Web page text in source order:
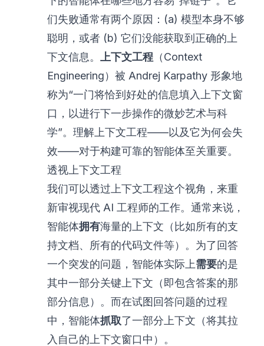
们失败通常有两个原因：(a) 模型本身不够
聪明，或者 (b) 它们没能获取到正确的上
下文信息。
上下文工程 （Context
Engineering）被 Andrej Karpathy 形象地
称为“一门将恰到好处的信息填入上下文窗
口，以进行下一步操作的微妙艺术与科
学”。理解上下文工程——以及它为何会失
效——对于构建可靠的智能体至关重要。
透视上下文工程
我们可以透过 上下文工程这个视角，来重
新审视现代 AI 工程师的工作。通常来说，
智能体拥有海量的上下文（比如所有的支
持文档、所有的代码文件等）。为了回答
一个突发的问题，智能体实际上需要的是
其中一部分关键上下文（即包含答案的那
部分信息）。而在试图回答问题的过程
中，智能体抓取了一部分上下文（将其拉
入自己的上下文窗口中）。